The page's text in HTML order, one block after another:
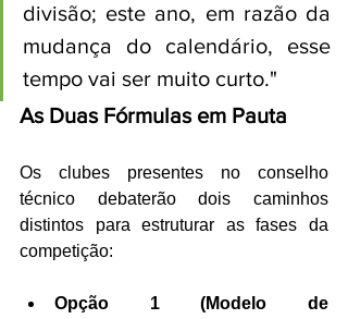
divisão; este ano, em razão da
mudança do calendário, esse
tempo vai ser muito curto."
As Duas Fórmulas em Pauta
Os clubes presentes no conselho
técnico debaterão dois caminhos
distintos para estruturar as fases da
competição:
Opção 1 (Modelo de